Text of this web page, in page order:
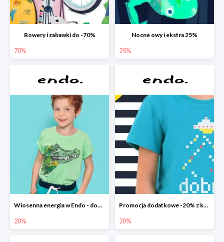
Rowery i zabawki do -70%
70%
Nocne owy i ekstra 25%
25%
Wiosenna energia w Endo - dodatkowe -20%
20%
Promocja dodatkowe -20% z kodem
20%